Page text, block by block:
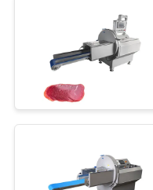
HARITASI
GIZLILIK
POLITIKASI